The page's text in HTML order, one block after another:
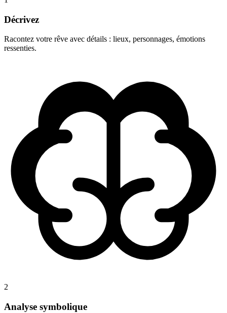
Décrivez
Racontez votre rêve avec détails : lieux, personnages, émotions
ressenties.
2
Analyse symbolique